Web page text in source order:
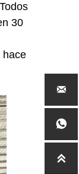
30
hace


